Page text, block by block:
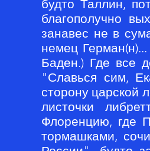
будто Таллин,
благополучно
занавес не в
немец
Баден.) Где все
"Славься сим,
сторону царской
листочки
Флоренцию, где
тормашками,